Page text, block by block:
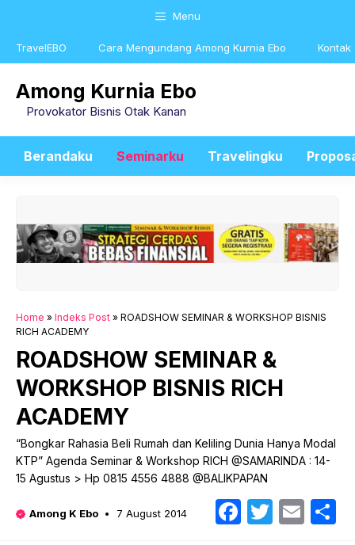
content
Menu
TravelEBO Cara Mengundang Among Kurnia Ebo Kontak
Among Kurnia Ebo
Provokator Bisnis Otak Kanan
Berandaku Seminarku Travelingku
Home » Indeks Post » ROADSHOW SEMINAR & WORKSHOP BISNIS
RICH ACADEMY
ROADSHOW SEMINAR &
WORKSHOP BISNIS RICH
ACADEMY
“Bongkar Rahasia Beli Rumah dan Keliling Dunia Hanya Modal
KTP” Agenda Seminar & Workshop RICH @SAMARINDA : 14-
15 Agustus > Hp 0815 4556 4888 @BALIKPAPAN
Among K Ebo 7 August 2014